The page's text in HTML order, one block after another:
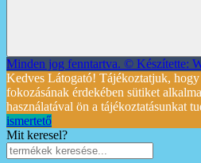
Minden jog fenntartva. © Készítette:
Kedves Látogató! Tájékoztatjuk,
fokozásának érdekében sütiket
használatával ön a tájékoztatásunkat
ismertető
Mit keresel?